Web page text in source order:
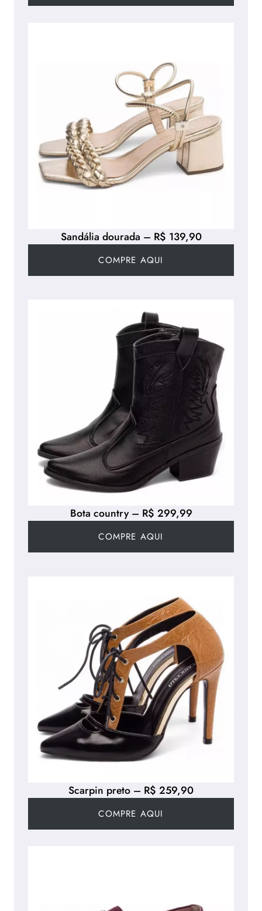
Scarpin preto – R$ 259,90
COMPRE AQUI
Sandália dourada – R$ 139,90
COMPRE AQUI
Bota country – R$ 299,99
COMPRE AQUI